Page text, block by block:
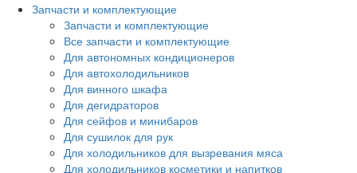
Запчасти и комплектующие
Запчасти и комплектующие
Все запчасти и комплектующие
Для автономных кондиционеров
Для автохолодильников
Для винного шкафа
Для дегидраторов
Для сейфов и минибаров
Для сушилок для рук
Для холодильников для вызревания мяса
Для холодильников косметики и напитков